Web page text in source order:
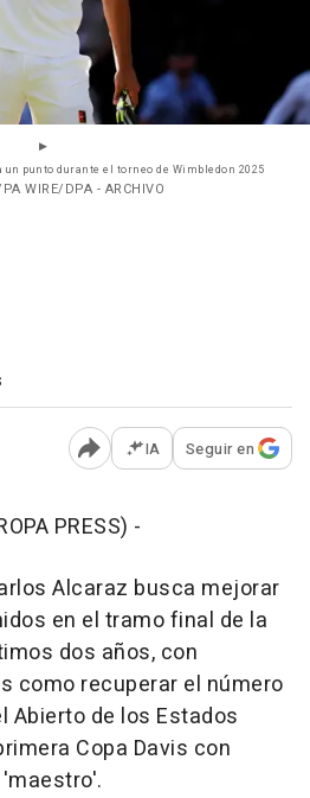
punto durante el torneo de Wimbledon 2025
WIRE/DPA - ARCHIVO
Abrir opciones para
IA Seguir en
PRESS) -
Alcaraz busca mejorar
en el tramo final de la
dos años, con
como recuperar el número
Abierto de los Estados
Copa Davis con